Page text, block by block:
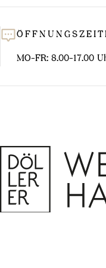
MO-FR: 8.00-17.00